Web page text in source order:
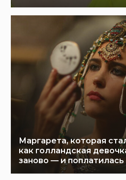
Маргарета, которая
как голландская
заново — и